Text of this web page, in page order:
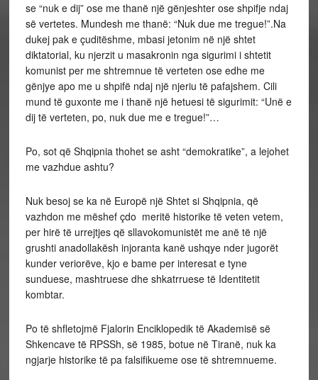
se “nuk e dij” ose me thanë një gënjeshter ose shpifje ndaj
së vertetes. Mundesh me thanë: “Nuk due me tregue!”.Na
dukej pak e çuditëshme, mbasi jetonim në një shtet
diktatorial, ku njerzit u masakronin nga sigurimi i shtetit
komunist per me shtremnue të verteten ose edhe me
gënjye apo me u shpifë ndaj një njeriu të pafajshem. Cili
mund të guxonte me i thanë një hetuesi të sigurimit: “Unë e
dij të verteten, po, nuk due me e tregue!”…
Po, sot që Shqipnia thohet se asht “demokratike”, a lejohet
me vazhdue ashtu?
Nuk besoj se ka në Europë një Shtet si Shqipnia, që
vazhdon me mëshef çdo meritë historike të veten vetem,
per hirë të urrejtjes që sllavokomunistët me anë të një
grushti anadollakësh injoranta kanë ushqye nder jugorët
kunder veriorëve, kjo e bame per interesat e tyne
sunduese, mashtruese dhe shkatrruese të Identitetit
kombtar.
Po të shfletojmë Fjalorin Enciklopedik të Akademisë së
Shkencave të RPSSh, së 1985, botue në Tiranë, nuk ka
ngjarje historike të pa falsifikueme ose të shtremnueme.